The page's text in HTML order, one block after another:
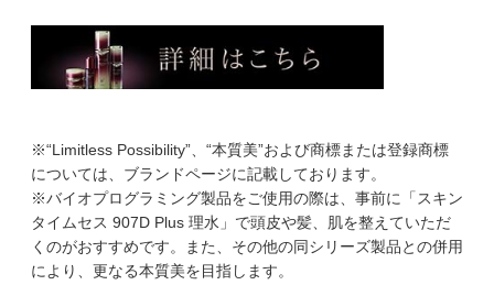
※“Limitless Possibility”、“本質美”および商標または登録商標
については、ブランドページに記載しております。
※バイオプログラミング製品をご使用の際は、事前に「スキン
タイムセス 907D Plus 理水」で頭皮や髪、肌を整えていただ
くのがおすすめです。また、その他の同シリーズ製品との併用
により、更なる本質美を目指します。